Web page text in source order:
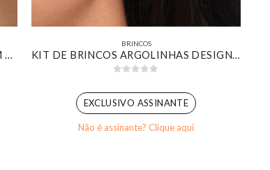
BRINCO REDONDO CRAVEJADO COM ZIRCÔNIA ESMERALDA BANHADO EM OURO BRANCO
BRINCOS
KIT DE BRINCOS ARGOLINHAS DESIGN CROISSANT BANHADO EM OURO 18K
EXCLUSIVO ASSINANTE
Não é assinante? Clique aqui